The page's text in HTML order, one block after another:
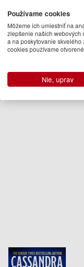
Wasserman, Kelly Link
11.95 €
Na sklade
Používame cookies
Môžeme ich umiestniť na
zlepšenie našich webových
a na poskytovanie skvelého
cookies používame
Nie, uprav